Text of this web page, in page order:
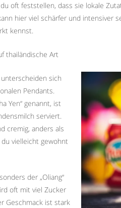
oft feststellen, dass sie lokale
hier viel schärfer und intensiver
kennst.
thailändische Art
sich
Pendants.
Yen“ genannt, ist
serviert.
cremig, anders als
vielleicht gewohnt
der „Oliang“
oft mit viel Zucker
Geschmack ist stark